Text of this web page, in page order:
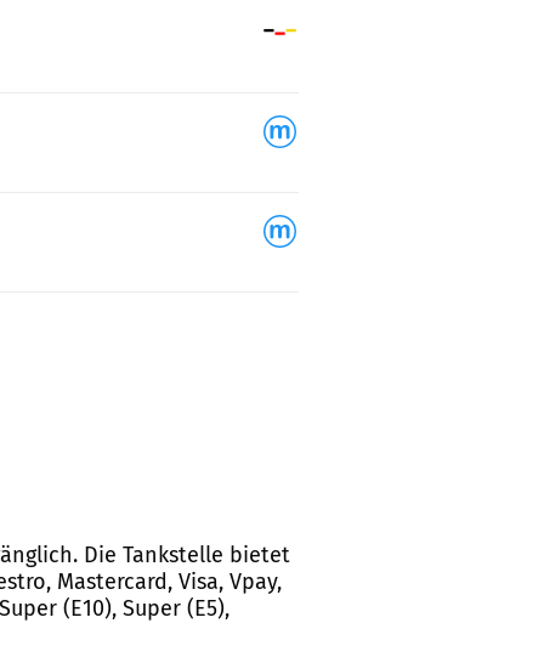
Die Tankstelle bietet
Mastercard, Visa, Vpay,
(E10), Super (E5),